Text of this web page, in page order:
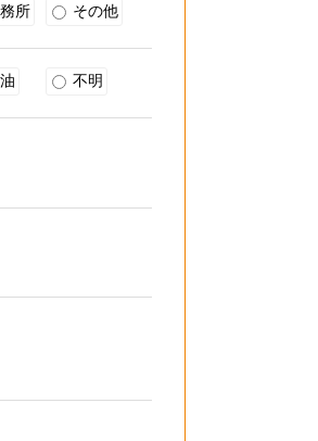
所 その他
不明